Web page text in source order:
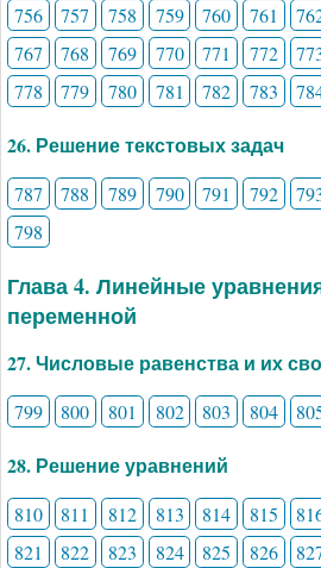
756 757 758 759 760 761
767
768 769 770 771 772
778
779 780 781 782 783
26. Решение текстовых задач
787 788 789 790 791 792
798
Глава 4. Линейные
переменной
27. Числовые равенства и их
799 800 801 802 803 804
28. Решение уравнений
810 811 812 813 814 815
821
822 823 824 825 826